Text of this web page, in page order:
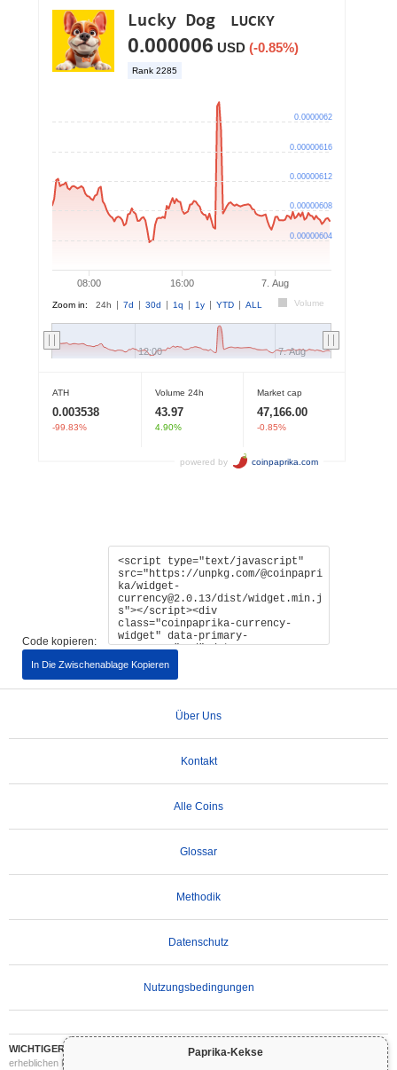
Paprika-Kekse
Code kopieren:
In Die Zwischenablage Kopieren
Über Uns
Kontakt
Alle Coins
Glossar
Methodik
Datenschutz
Nutzungsbedingungen
WICHTIGER HAFTUNGSAUSSCHLUSS:Kryptowährungen sind hochvolatil und mit
erheblichen Risiken verbunden. Sie können einen Teil oder Ihre gesamte Investition